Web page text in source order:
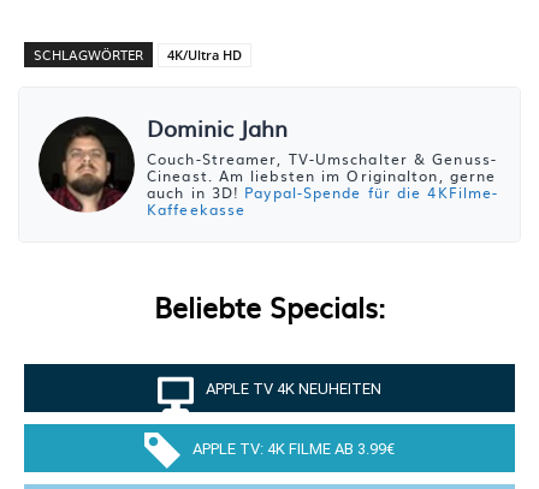
SCHLAGWÖRTER 4K/Ultra HD
Dominic Jahn
Couch-Streamer, TV-Umschalter & Genuss-
Cineast. Am liebsten im Originalton, gerne
auch in 3D! Paypal-Spende für die 4KFilme-
Kaffeekasse
Beliebte Specials:
APPLE TV 4K NEUHEITEN
APPLE TV: 4K FILME AB 3.99€